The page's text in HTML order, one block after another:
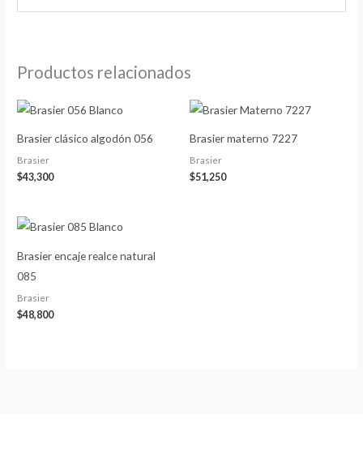
Productos relacionados
Brasier clásico algodón 056
Brasier
$43,300
Brasier materno 7227
Brasier
$51,250
Brasier encaje realce natural
085
Brasier
$48,800